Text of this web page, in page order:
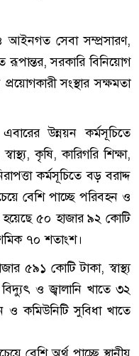
ও আইনগত সেবা সম্প্রসারণ,
রূপান্তর, সরকারি বিনিয়োগ
সংস্থার সক্ষমতা
উন্নয়ন কর্মসূচিতে
কৃষি, কারিগরি শিক্ষা,
কর্মসূচিতে বড় বরাদ্দ
বেশি পাচ্ছে পরিবহন ও
৫০ হাজার ৯২ কোটি
৭০ শতাংশ।
৫৯১ কোটি টাকা, স্বাস্থ্য
ও জ্বালানি খাতে ৩২
কমিউনিটি সুবিধা খাতে